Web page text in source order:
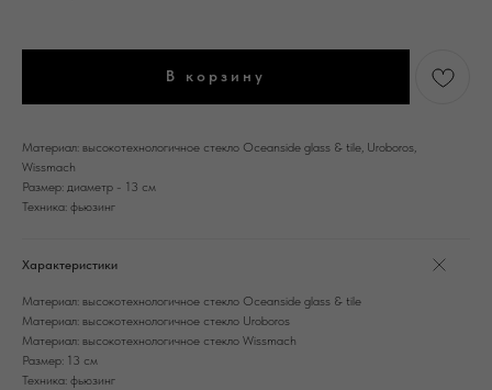
В корзину
Материал: высокотехнологичное стекло Oceanside glass & tile, Uroboros,
Wissmach
Размер: диаметр - 13 см
Техника: фьюзинг
Характеристики
Материал: высокотехнологичное стекло Oceanside glass & tile
Материал: высокотехнологичное стекло Uroboros
Материал: высокотехнологичное стекло Wissmach
Размер: 13 см
Техника: фьюзинг